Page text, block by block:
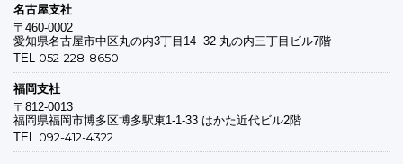
名古屋支社
〒460-0002
愛知県名古屋市中区丸の内3丁目14−32 丸の内三丁目ビル7階
TEL 052-228-8650
福岡支社
〒812-0013
福岡県福岡市博多区博多駅東1-1-33 はかた近代ビル2階
TEL 092-412-4322